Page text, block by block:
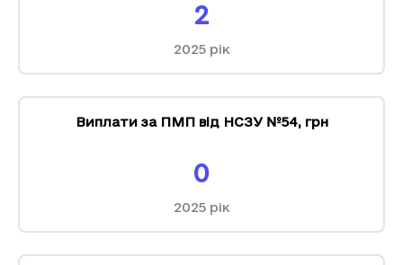
2
2025рік
Виплати за ПМП від НСЗУ №54, грн
0
2025рік